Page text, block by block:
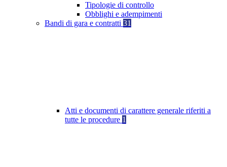
Tipologie di controllo
Obblighi e adempimenti
Bandi di gara e contratti 31
Atti e documenti di carattere generale riferiti a
tutte le procedure 1